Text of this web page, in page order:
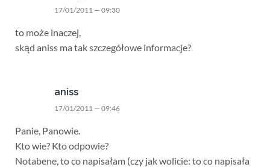
17/01/2011 — 09:30
to może inaczej,
skąd aniss ma tak szczegółowe informacje?
aniss
17/01/2011 — 09:46
Panie, Panowie.
Kto wie? Kto odpowie?
Notabene, to co napisałam (czy jak wolicie: to co napisała